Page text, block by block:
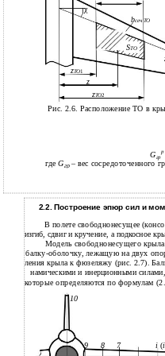
χ
bсеч ТО
SТО
zТО1
z
zТО2
Рис. 2.6. Расположение ТО в
Gгр
р
гдеGгр – вес сосредоточенного
2.2. Построение эпюр сил и
В полете свободнонесущее
изгиб, сдвиг и кручение, а подкосное
Модель свободнонесущего крыла
балку-оболочку, лежащую на двух
ления крыла к фюзеляжу (рис. 2.7).
намическими и инерционными
которые определяются по формулам
10
9 8 7 i (